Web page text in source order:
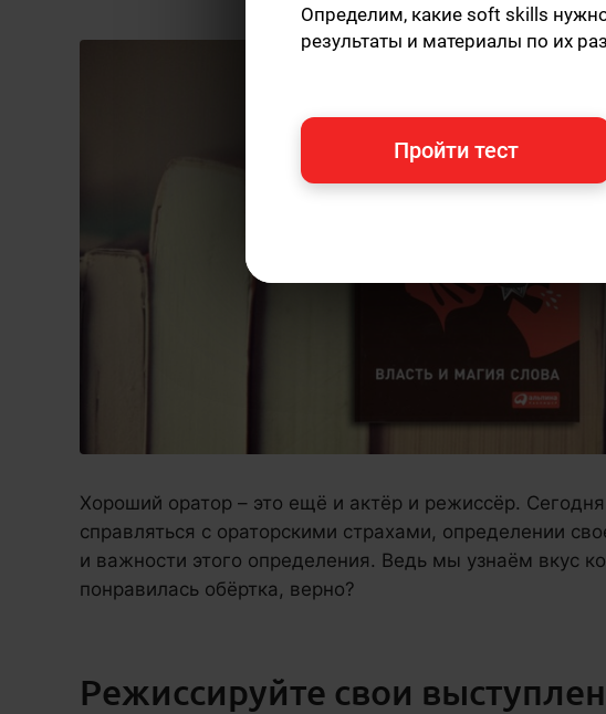
Хороший оратор – это ещё и актёр и режиссёр.
справляться с ораторскими страхами, определении
и важности этого определения. Ведь мы узнаём вкус
понравилась обёртка, верно?
Режиссируйте свои
Определим, какие soft skills
результаты и материалы по их
Пройти тест